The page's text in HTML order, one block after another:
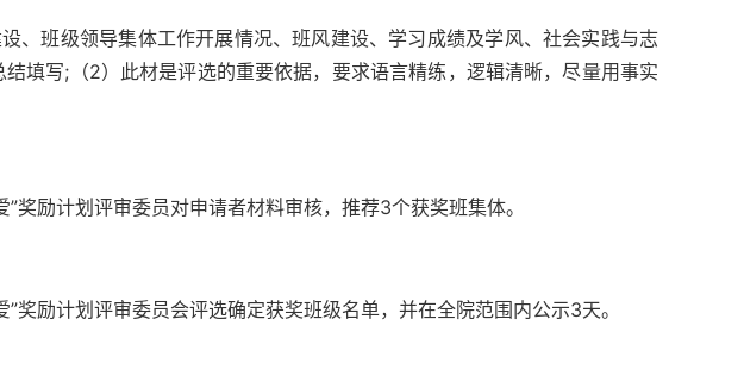
、班级领导集体工作开展情况、班风建设、学习成绩及学风、社会实践与志
填写;（2）此材是评选的重要依据，要求语言精练，逻辑清晰，尽量用事实
奖励计划评审委员对申请者材料审核，推荐3个获奖班集体。
奖励计划评审委员会评选确定获奖班级名单，并在全院范围内公示3天。